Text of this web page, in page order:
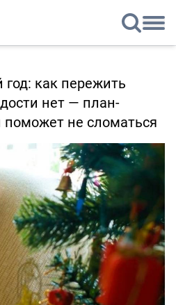
как пережить
нет — план-
не сломаться